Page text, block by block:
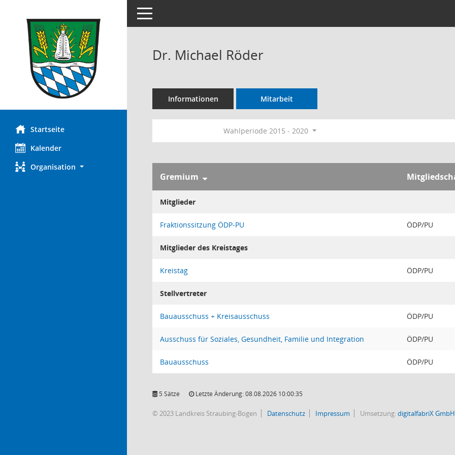
Startseite
Kalender
Organisation
Toggle navigation
Dr. Michael Röder
Informationen Mitarbeit
Wahlperiode 2015 - 2020
Gremium
Mitglieder
Fraktionssitzung ÖDP-PU ÖDP/PU
Mitglieder des Kreistages
Kreistag ÖDP/PU
Stellvertreter
Bauausschuss + Kreisausschuss ÖDP/PU
Ausschuss für Soziales, Gesundheit, Familie und Integration ÖDP/PU
Bauausschuss ÖDP/PU
5 Sätze Letzte Änderung: 08.08.2026 10:00:35
© 2023 Landkreis Straubing-Bogen Datenschutz Impressum Umsetzung:digitalfabriX GmbH